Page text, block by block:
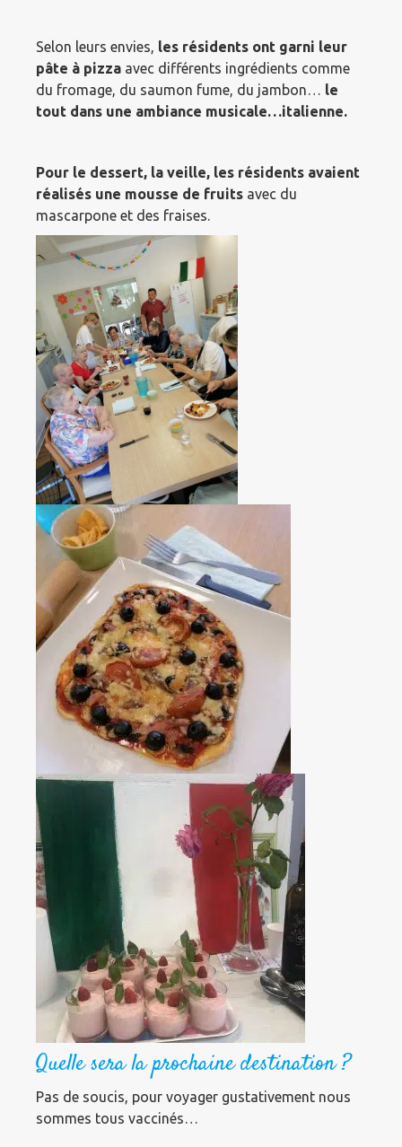
Selon leurs envies, les résidents ont garni leur
pâte à pizza avec différents ingrédients comme
du fromage, du saumon fume, du jambon… le
tout dans une ambiance musicale…italienne.
Pour le dessert, la veille, les résidents avaient
réalisés une mousse de fruits avec du
mascarpone et des fraises.
Quelle sera la prochaine destination ?
Pas de soucis, pour voyager gustativement nous
sommes tous vaccinés…